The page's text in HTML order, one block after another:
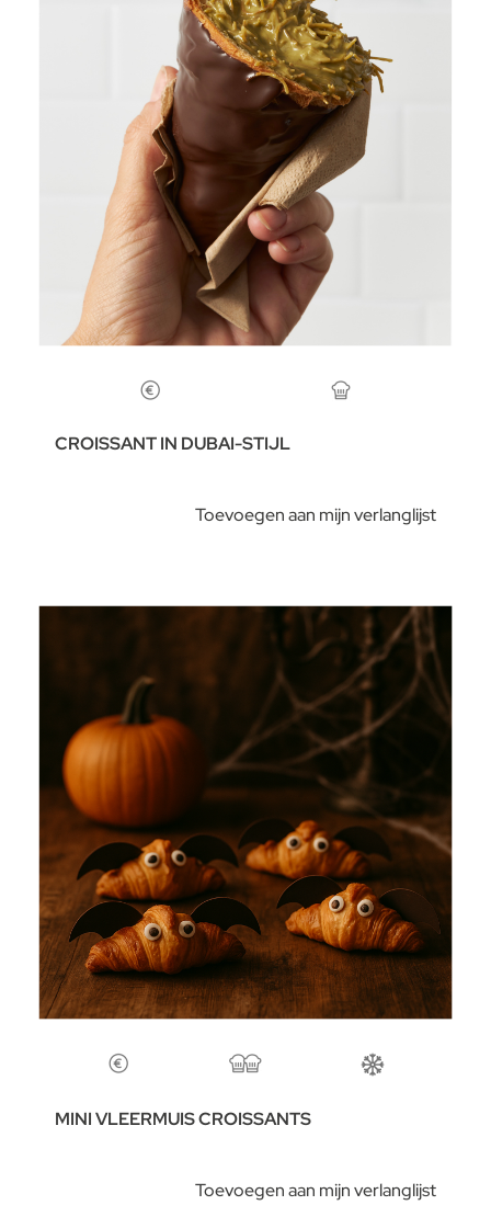
CROISSANT IN DUBAI-STIJL
Toevoegen aan mijn verlanglijst
MINI VLEERMUIS CROISSANTS
Toevoegen aan mijn verlanglijst